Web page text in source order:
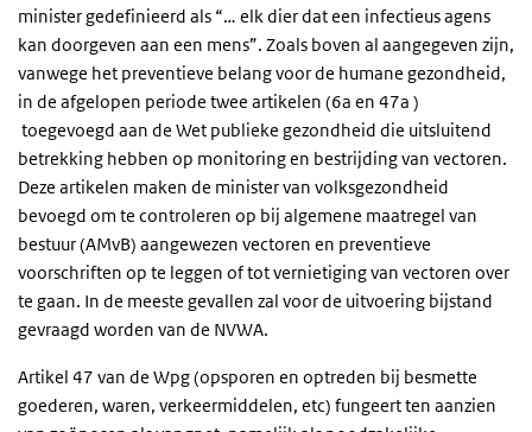
minister gedefinieerd als “… elk dier dat een infectieus agens
kan doorgeven aan een mens”. Zoals boven al aangegeven zijn,
vanwege het preventieve belang voor de humane gezondheid,
in de afgelopen periode twee artikelen (6a en 47a )
toegevoegd aan de Wet publieke gezondheid die uitsluitend
betrekking hebben op monitoring en bestrijding van vectoren.
Deze artikelen maken de minister van volksgezondheid
bevoegd om te controleren op bij algemene maatregel van
bestuur (AMvB) aangewezen vectoren en preventieve
voorschriften op te leggen of tot vernietiging van vectoren over
te gaan. In de meeste gevallen zal voor de uitvoering bijstand
gevraagd worden van de NVWA.
Artikel 47 van de Wpg (opsporen en optreden bij besmette
goederen, waren, verkeermiddelen, etc) fungeert ten aanzien